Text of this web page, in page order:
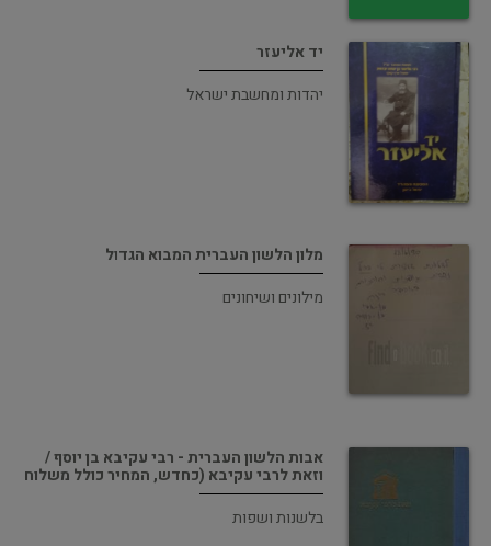
יד אליעזר
יהדות ומחשבת ישראל
מלון הלשון העברית המבוא הגדול
מילונים ושיחונים
אבות הלשון העברית - רבי עקיבא בן יוסף /
וזאת לרבי עקיבא (כחדש, המחיר כולל משלוח
בלשנות ושפות